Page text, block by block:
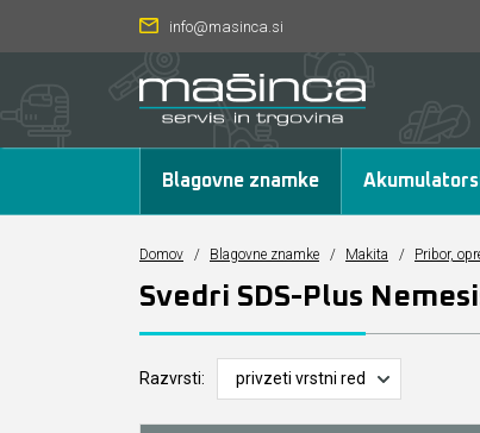
info@masinca.si
Blagovne znamke
Domov / Blagovne znamke / Makita / Pribor,
Svedri SDS-Plus
Razvrsti: